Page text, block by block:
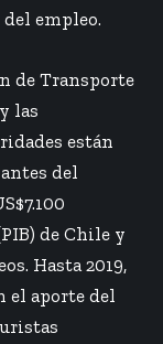
empleo.
de Transporte
las
están
del
de Chile y
Hasta 2019,
el aporte del